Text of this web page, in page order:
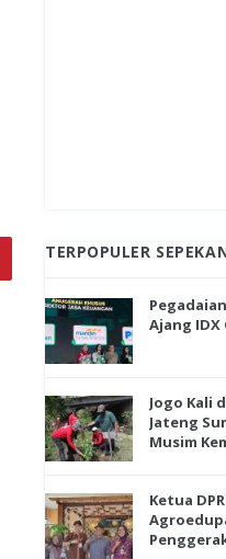
TERPOPULER
Ajang IDX
Jogo Kali
Jateng
Musim
Ketua